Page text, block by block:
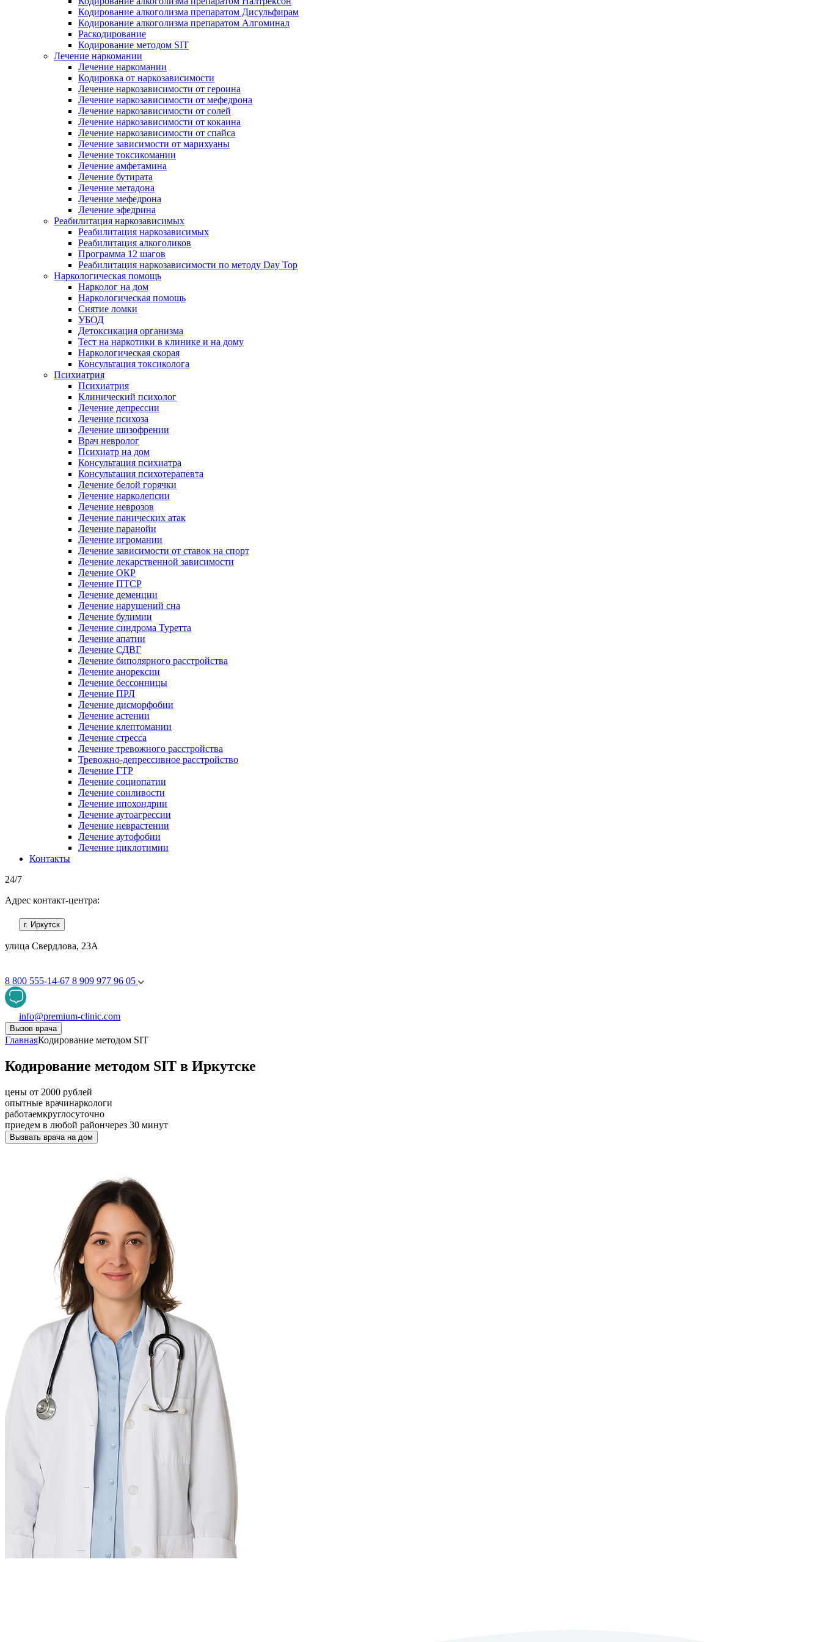
Кодирование алкоголизма препаратом Дисульфирам
Кодирование алкоголизма препаратом Алгоминал
Раскодирование
Кодирование методом SIT
Лечение наркомании
Лечение наркомании
Кодировка от наркозависимости
Лечение наркозависимости от героина
Лечение наркозависимости от мефедрона
Лечение наркозависимости от солей
Лечение наркозависимости от кокаина
Лечение наркозависимости от спайса
Лечение зависимости от марихуаны
Лечение токсикомании
Лечение амфетамина
Лечение бутирата
Лечение метадона
Лечение мефедрона
Лечение эфедрина
Реабилитация наркозависимых
Реабилитация наркозависимых
Реабилитация алкоголиков
Программа 12 шагов
Реабилитация наркозависимости по методу Day Top
Наркологическая помощь
Нарколог на дом
Наркологическая помощь
Снятие ломки
УБОД
Детоксикация организма
Тест на наркотики в клинике и на дому
Наркологическая скорая
Консультация токсиколога
Психиатрия
Психиатрия
Клинический психолог
Лечение депрессии
Лечение психоза
Лечение шизофрении
Врач невролог
Психиатр на дом
Консультация психиатра
Консультация психотерапевта
Лечение белой горячки
Лечение нарколепсии
Лечение неврозов
Лечение панических атак
Лечение паранойи
Лечение игромании
Лечение зависимости от ставок на спорт
Лечение лекарственной зависимости
Лечение ОКР
Лечение ПТСР
Лечение деменции
Лечение нарушений сна
Лечение булимии
Лечение синдрома Туретта
Лечение апатии
Лечение СДВГ
Лечение биполярного расстройства
Лечение анорексии
Лечение бессонницы
Лечение ПРЛ
Лечение дисморфобии
Лечение астении
Лечение клептомании
Лечение стресса
Лечение тревожного расстройства
Тревожно-депрессивное расстройство
Лечение ГТР
Лечение социопатии
Лечение сонливости
Лечение ипохондрии
Лечение аутоагрессии
Лечение неврастении
Лечение аутофобии
Лечение циклотимии
Контакты
24/7
Адрес контакт-центра:
г. Иркутск
улица Свердлова, 23А
8 800 555-14-67 8 909 977 96 05
info@premium-clinic.com
Вызов врача
ГлавнаяКодирование методом SIT
Кодирование методом SIT в Иркутске
цены от 2000 рублей
опытные врачинаркологи
работаемкруглосуточно
приедем в любой райончерез 30 минут
Вызвать врача на дом